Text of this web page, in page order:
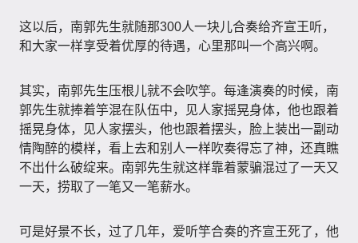
这以后，南郭先生就随那300人一块儿合奏给齐宣王听，
和大家一样享受着优厚的待遇，心里那叫一个高兴啊。
其实，南郭先生压根儿就不会吹竽。每逢演奏的时候，南
郭先生就捧着竽混在队伍中，见人家摇晃身体，他也跟着
摇晃身体，见人家摆头，他也跟着摆头，脸上装出一副动
情陶醉的模样，看上去和别人一样吹奏得忘了神，还真瞧
不出什么破绽来。南郭先生就这样靠着蒙骗混过了一天又
一天，捞取了一笔又一笔薪水。
可是好景不长，过了几年，爱听竽合奏的齐宣王死了，他